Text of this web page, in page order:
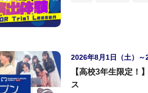
2026年8月1日（土）～
【高校3年生限定！
ス